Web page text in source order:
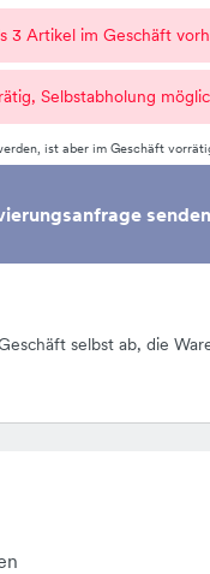
3 Artikel im Geschäft
Selbstabholung
ist aber im Geschäft
senden
selbst ab, die